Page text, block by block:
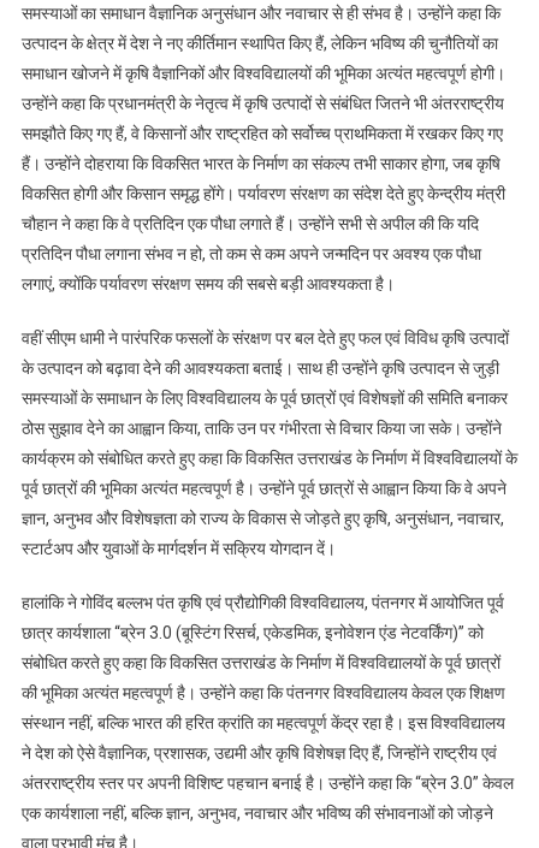
समस्याओं का समाधान वैज्ञानिक अनुसंधान और नवाचार से ही संभव है। उन्होंने कहा कि
उत्पादन के क्षेत्र में देश ने नए कीर्तिमान स्थापित किए हैं, लेकिन भविष्य की चुनौतियों का
समाधान खोजने में कृषि वैज्ञानिकों और विश्वविद्यालयों की भूमिका अत्यंत महत्वपूर्ण होगी।
उन्होंने कहा कि प्रधानमंत्री के नेतृत्व में कृषि उत्पादों से संबंधित जितने भी अंतरराष्ट्रीय
समझौते किए गए हैं, वे किसानों और राष्ट्रहित को सर्वोच्च प्राथमिकता में रखकर किए गए
हैं। उन्होंने दोहराया कि विकसित भारत के निर्माण का संकल्प तभी साकार होगा, जब कृषि
विकसित होगी और किसान समृद्ध होंगे। पर्यावरण संरक्षण का संदेश देते हुए केन्द्रीय मंत्री
चौहान ने कहा कि वे प्रतिदिन एक पौधा लगाते हैं। उन्होंने सभी से अपील की कि यदि
प्रतिदिन पौधा लगाना संभव न हो, तो कम से कम अपने जन्मदिन पर अवश्य एक पौधा
लगाएं, क्योंकि पर्यावरण संरक्षण समय की सबसे बड़ी आवश्यकता है।
वहीं सीएम धामी ने पारंपरिक फसलों के संरक्षण पर बल देते हुए फल एवं विविध कृषि उत्पादों
के उत्पादन को बढ़ावा देने की आवश्यकता बताई। साथ ही उन्होंने कृषि उत्पादन से जुड़ी
समस्याओं के समाधान के लिए विश्वविद्यालय के पूर्व छात्रों एवं विशेषज्ञों की समिति बनाकर
ठोस सुझाव देने का आह्वान किया, ताकि उन पर गंभीरता से विचार किया जा सके। उन्होंने
कार्यक्रम को संबोधित करते हुए कहा कि विकसित उत्तराखंड के निर्माण में विश्वविद्यालयों के
पूर्व छात्रों की भूमिका अत्यंत महत्वपूर्ण है। उन्होंने पूर्व छात्रों से आह्वान किया कि वे अपने
ज्ञान, अनुभव और विशेषज्ञता को राज्य के विकास से जोड़ते हुए कृषि, अनुसंधान, नवाचार,
स्टार्टअप और युवाओं के मार्गदर्शन में सक्रिय योगदान दें।
हालांकि ने गोविंद बल्लभ पंत कृषि एवं प्रौद्योगिकी विश्वविद्यालय, पंतनगर में आयोजित पूर्व
छात्र कार्यशाला “ब्रेन 3.0 (बूस्टिंग रिसर्च, एकेडमिक, इनोवेशन एंड नेटवर्किंग)” को
संबोधित करते हुए कहा कि विकसित उत्तराखंड के निर्माण में विश्वविद्यालयों के पूर्व छात्रों
की भूमिका अत्यंत महत्वपूर्ण है। उन्होंने कहा कि पंतनगर विश्वविद्यालय केवल एक शिक्षण
संस्थान नहीं, बल्कि भारत की हरित क्रांति का महत्वपूर्ण केंद्र रहा है। इस विश्वविद्यालय
ने देश को ऐसे वैज्ञानिक, प्रशासक, उद्यमी और कृषि विशेषज्ञ दिए हैं, जिन्होंने राष्ट्रीय एवं
अंतरराष्ट्रीय स्तर पर अपनी विशिष्ट पहचान बनाई है। उन्होंने कहा कि “ब्रेन 3.0” केवल
एक कार्यशाला नहीं, बल्कि ज्ञान, अनुभव, नवाचार और भविष्य की संभावनाओं को जोड़ने
वाला प्रभावी मंच है।